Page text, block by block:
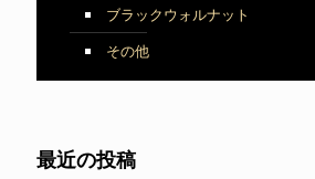
ブラックウォルナット
その他
最近の投稿